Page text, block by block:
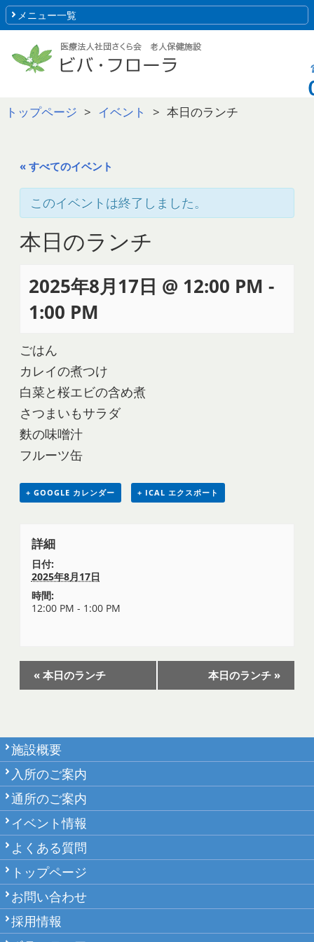
メニュー一覧
トップページ イベント 本日のランチ
« すべてのイベント
このイベントは終了しました。
本日のランチ
2025年8月17日 @ 12:00 PM -
1:00 PM
ごはん
カレイの煮つけ
白菜と桜エビの含め煮
さつまいもサラダ
麩の味噌汁
フルーツ缶
+ GOOGLE カレンダー + ICAL エクスポート
詳細
日付:
2025年8月17日
時間:
12:00 PM - 1:00 PM
ベ
ナ
ビ
ゲ
ー
シ
ョ
ン
« 本日のランチ 本日のランチ »
施設概要
入所のご案内
通所のご案内
イベント情報
よくある質問
トップページ
お問い合わせ
採用情報